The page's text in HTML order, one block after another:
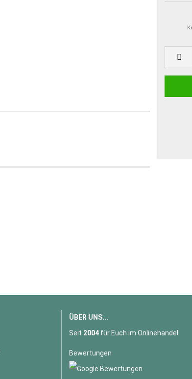
ÜBER UNS...
Seit 2004 für Euch im Onlinehandel.
Bewertungen